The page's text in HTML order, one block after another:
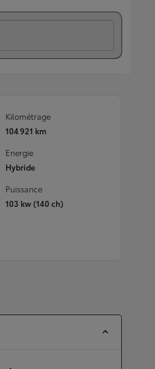
Kilométrage
104 921 km
Energie
Hybride
Puissance
103 kw (140 ch)